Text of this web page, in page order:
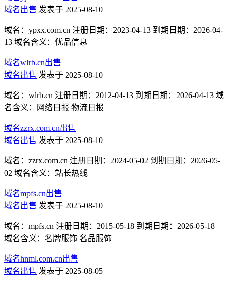
域名出售 发表于 2025-08-10
域名：ypxx.com.cn 注册日期：2023-04-13 到期日期：2026-04-
13 域名含义：优品信息
域名wlrb.cn出售
域名出售 发表于 2025-08-10
域名：wlrb.cn 注册日期：2012-04-13 到期日期：2026-04-13 域
名含义：网络日报 物流日报
域名zzrx.com.cn出售
域名出售 发表于 2025-08-10
域名：zzrx.com.cn 注册日期：2024-05-02 到期日期：2026-05-
02 域名含义：站长热线
域名mpfs.cn出售
域名出售 发表于 2025-08-10
域名：mpfs.cn 注册日期：2015-05-18 到期日期：2026-05-18
域名含义：名牌服饰 名品服饰
域名hnml.com.cn出售
域名出售 发表于 2025-08-05